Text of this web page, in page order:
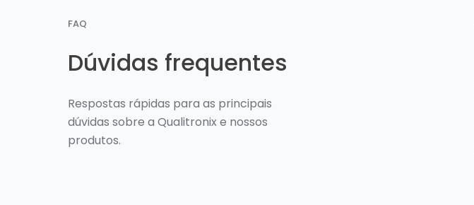
FAQ
Dúvidas frequentes
Respostas rápidas para as principais
dúvidas sobre a Qualitronix e nossos
produtos.